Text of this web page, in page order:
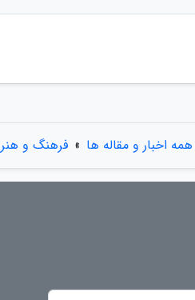
همه اخبار و مقاله ها » فرهنگ و هنر